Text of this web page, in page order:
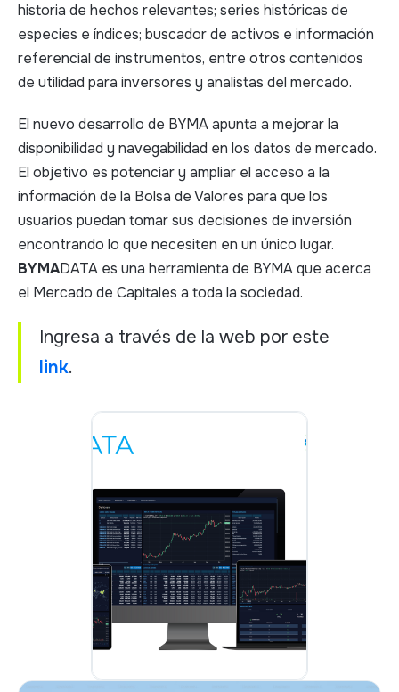
historia de hechos relevantes; series históricas de
especies e índices; buscador de activos e información
referencial de instrumentos, entre otros contenidos
de utilidad para inversores y analistas del mercado.
El nuevo desarrollo de BYMA apunta a mejorar la
disponibilidad y navegabilidad en los datos de mercado.
El objetivo es potenciar y ampliar el acceso a la
información de la Bolsa de Valores para que los
usuarios puedan tomar sus decisiones de inversión
encontrando lo que necesiten en un único lugar.
BYMADATA es una herramienta de BYMA que acerca
el Mercado de Capitales a toda la sociedad.
Ingresa a través de la web por este
link.